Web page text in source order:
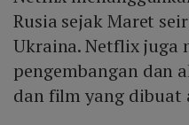
Rusia sejak Maret
Ukraina. Netflix juga
pengembangan dan
dan film yang dibuat